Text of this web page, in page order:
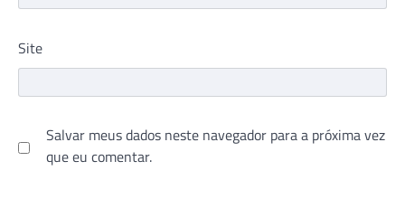
Site
Salvar meus dados neste navegador para a próxima vez
que eu comentar.